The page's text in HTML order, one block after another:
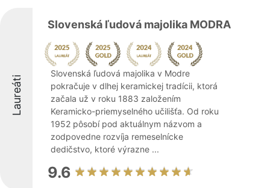
Laureáti
Slovenská ľudová majolika MODRA
Slovenská ľudová majolika v Modre
pokračuje v dlhej keramickej tradícii, ktorá
začala už v roku 1883 založením
Keramicko-priemyselného učilišťa. Od roku
1952 pôsobí pod aktuálnym názvom a
zodpovedne rozvíja remeselnícke
dedičstvo, ktoré výrazne ...
9.6